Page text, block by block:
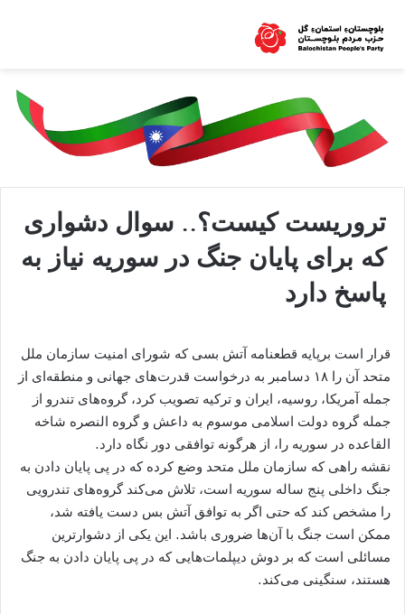
تروریست کیست؟.. سوال دشواری
که برای پایان جنگ در سوریه نیاز به
پاسخ دارد
قرار است برپایه قطعنامه آتش بسی که شورای امنیت سازمان ملل
متحد آن را ۱۸ دسامبر به درخواست قدرت‌های جهانی و منطقه‌ای از
جمله آمریکا، روسیه، ایران و ترکیه تصویب کرد، گروه‌های تندرو از
جمله گروه دولت اسلامی موسوم به داعش و گروه النصره شاخه
القاعده در سوریه را، از هرگونه توافقی دور نگاه دارد.
نقشه راهی که سازمان ملل متحد وضع کرده که در پی پایان دادن به
جنگ داخلی پنج ساله سوریه است، تلاش می‌کند گروه‌های تندرویی
را مشخص کند که حتی اگر به توافق آتش بس دست یافته شد،
ممکن است جنگ با آن‌ها ضروری باشد. این یکی از دشوار‌ترین
مسائلی است که بر دوش دیپلمات‌هایی که در پی پایان دادن به جنگ
هستند، سنگینی می‌کند.